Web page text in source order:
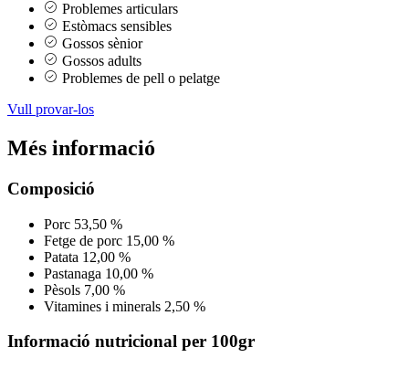
Problemes articulars
Estòmacs sensibles
Gossos sènior
Gossos adults
Problemes de pell o pelatge
Vull provar-los
Més informació
Composició
Porc 53,50 %
Fetge de porc 15,00 %
Patata 12,00 %
Pastanaga 10,00 %
Pèsols 7,00 %
Vitamines i minerals 2,50 %
Informació nutricional per 100gr